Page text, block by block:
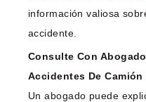
información valiosa
accidente.
Consulte Con
Accidentes De Camión
Un abogado puede